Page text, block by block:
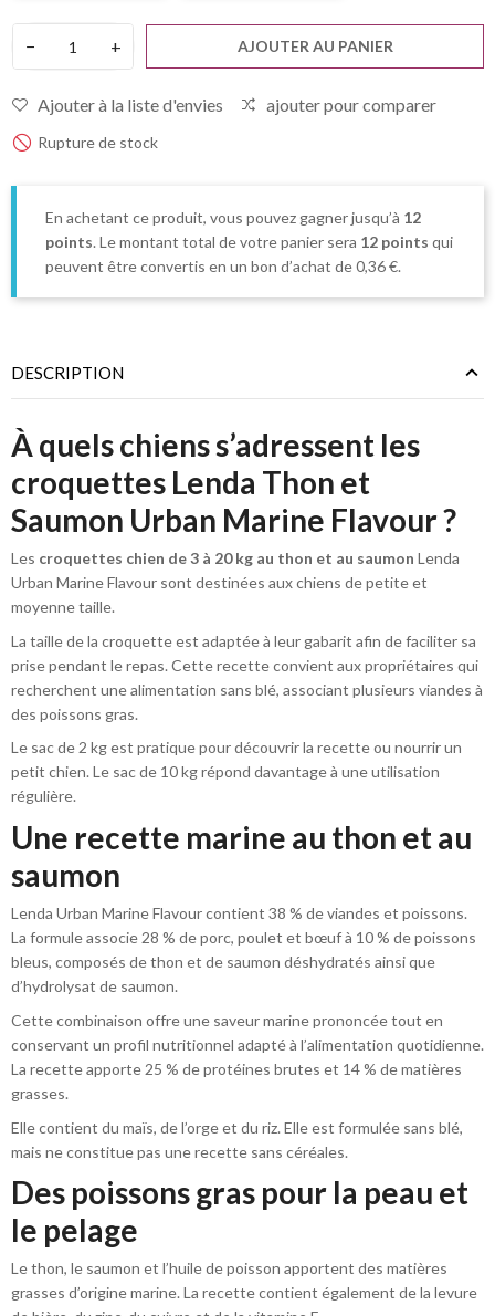
− + AJOUTER AU PANIER
Ajouter à la liste d'envies ajouter pour comparer
Rupture de stock
En achetant ce produit, vous pouvez gagner jusqu’à 12
points. Le montant total de votre panier sera 12 points qui
peuvent être convertis en un bon d’achat de0,36 €.
DESCRIPTION
À quels chiens s’adressent les
croquettes Lenda Thon et
Saumon Urban Marine Flavour ?
Les croquettes chien de 3 à 20 kg au thon et au saumon Lenda
Urban Marine Flavour sont destinées aux chiens de petite et
moyenne taille.
La taille de la croquette est adaptée à leur gabarit afin de faciliter sa
prise pendant le repas. Cette recette convient aux propriétaires qui
recherchent une alimentation sans blé, associant plusieurs viandes à
des poissons gras.
Le sac de 2 kg est pratique pour découvrir la recette ou nourrir un
petit chien. Le sac de 10 kg répond davantage à une utilisation
régulière.
Une recette marine au thon et au
saumon
Lenda Urban Marine Flavour contient 38 % de viandes et poissons.
La formule associe 28 % de porc, poulet et bœuf à 10 % de poissons
bleus, composés de thon et de saumon déshydratés ainsi que
d’hydrolysat de saumon.
Cette combinaison offre une saveur marine prononcée tout en
conservant un profil nutritionnel adapté à l’alimentation quotidienne.
La recette apporte 25 % de protéines brutes et 14 % de matières
grasses.
Elle contient du maïs, de l’orge et du riz. Elle est formulée sans blé,
mais ne constitue pas une recette sans céréales.
Des poissons gras pour la peau et
le pelage
Le thon, le saumon et l’huile de poisson apportent des matières
grasses d’origine marine. La recette contient également de la levure